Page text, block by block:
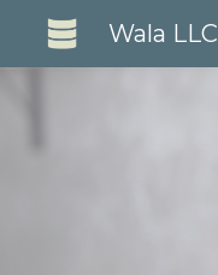
Wala LLC